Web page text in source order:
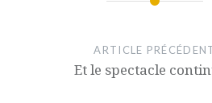
ARTICLE
Et le spectacle